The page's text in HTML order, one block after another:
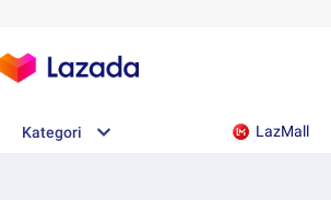
Kategori LazMall